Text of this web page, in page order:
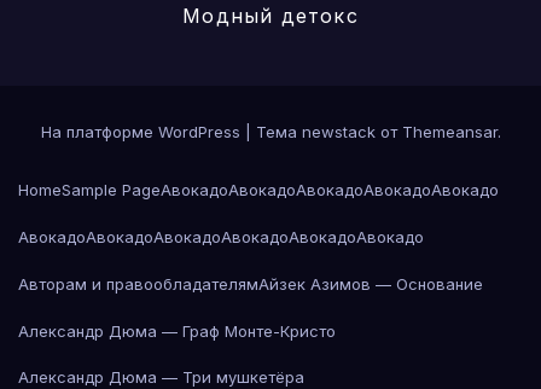
Модный детокс
На платформе WordPress Тема newstack от Themeansar.
HomeSample PageАвокадоАвокадоАвокадоАвокадоАвокадо
АвокадоАвокадоАвокадоАвокадоАвокадоАвокадо
Авторам и правообладателямАйзек Азимов — Основание
Александр Дюма — Граф Монте-Кристо
Александр Дюма — Три мушкетёра